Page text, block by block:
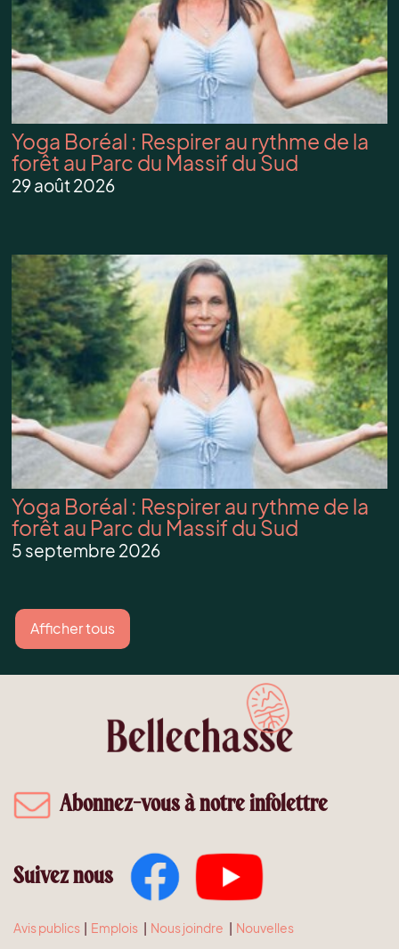
Yoga Boréal : Respirer au rythme de la
forêt au Parc du Massif du Sud
29 août 2026
Yoga Boréal : Respirer au rythme de la
forêt au Parc du Massif du Sud
5 septembre 2026
Afficher tous
Abonnez-vous à notre infolettre
Suivez nous
Avis publics | Emplois | Nous joindre | Nouvelles